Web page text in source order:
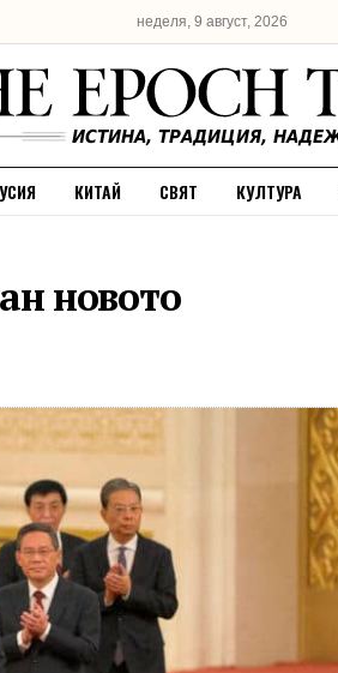
неделя, 9 август, 2026
КИТАЙ СВЯТ КУЛТУРА
новото